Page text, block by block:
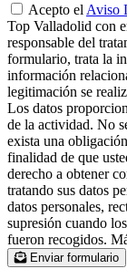
Acepto el Aviso
Top Valladolid con
responsable del
formulario, trata la
información
legitimación se
Los datos
de la actividad. No
exista una
finalidad de que
derecho a obtener
tratando sus datos
datos personales,
supresión cuando
fueron recogidos.
Enviar formulario